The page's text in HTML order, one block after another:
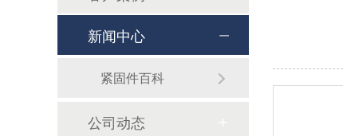
新闻中心
紧固件百科
公司动态
GB6172镀锌六角薄螺母